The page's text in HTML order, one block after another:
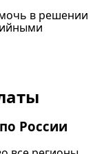
в решении
России